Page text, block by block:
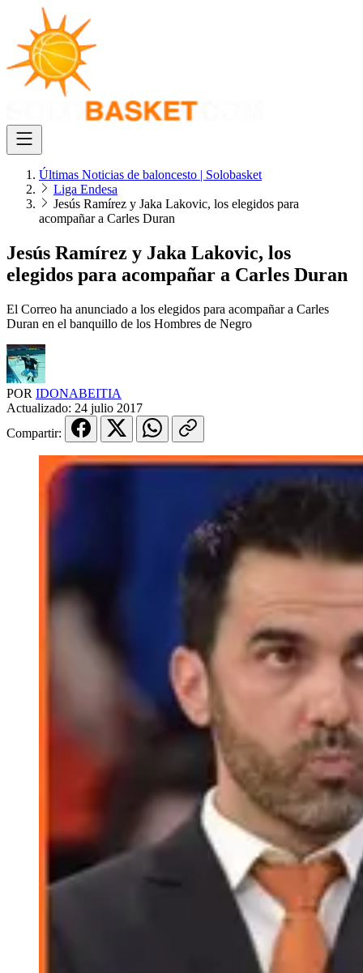
Últimas Noticias de baloncesto | Solobasket
Liga Endesa
Jesús Ramírez y Jaka Lakovic, los elegidos para
acompañar a Carles Duran
Jesús Ramírez y Jaka Lakovic, los
elegidos para acompañar a Carles Duran
El Correo ha anunciado a los elegidos para acompañar a Carles
Duran en el banquillo de los Hombres de Negro
POR IDONABEITIA
Actualizado: 24 julio 2017
Compartir: